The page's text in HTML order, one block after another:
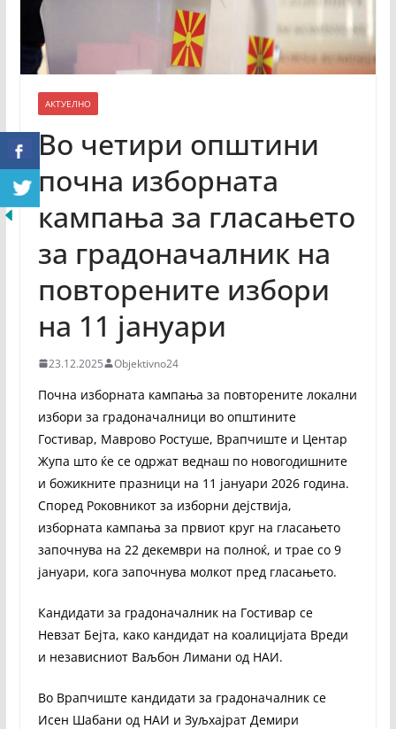
АКТУЕЛНО
Во четири општини
почна изборната
кампања за гласањето
за градоначалник на
повторените избори
на 11 јануари
23.12.2025 Objektivno24
Почна изборната кампања за повторените локални
избори за градоначалници во општините
Гостивар, Маврово Ростуше, Врапчиште и Центар
Жупа што ќе се одржат веднаш по новогодишните
и божикните празници на 11 јануари 2026 година.
Според Роковникот за изборни дејствија,
изборната кампања за првиот круг на гласањето
започнува на 22 декември на полноќ, и трае со 9
јануари, кога започнува молкот пред гласањето.
Кандидати за градоначалник на Гостивар се
Невзат Бејта, како кандидат на коалицијата Вреди
и независниот Ваљбон Лимани од НАИ.
Во Врапчиште кандидати за градоначалник се
Исен Шабани од НАИ и Зуљхајрат Демири